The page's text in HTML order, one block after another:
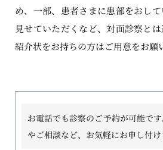
め、一部、患者さまに患部をおし
見せていただくなど、対面診察とは
紹介状をお持ちの方はご用意をお願
お電話でも診察のご予約が可能です
やご相談など、お気軽にお申し付け